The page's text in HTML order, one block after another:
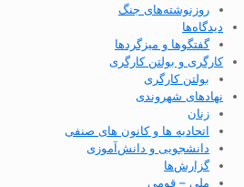
روزنوشته‌های جنگ
دیدگاه‌ها
گفتگوها و میزگردها
کارگری و بولتن کارگری
بولتن کارگری
نهادهای شهروندی
زنان
اتحادیه ها و کانون های صنفی
دانشجویی و دانش‌آموزی
گزارش‌ها
ملی – قومی